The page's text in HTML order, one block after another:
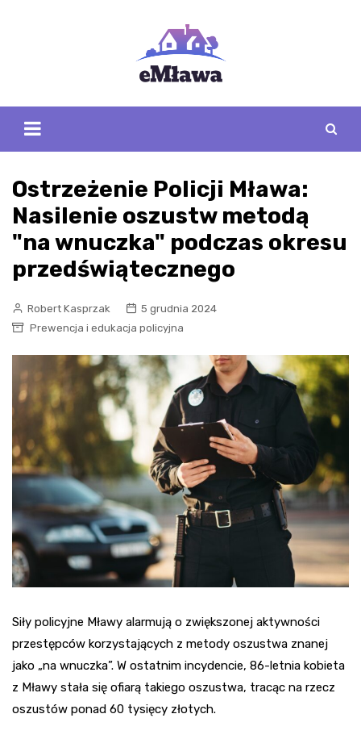
Ostrzeżenie Policji Mława:
Nasilenie oszustw metodą
"na wnuczka" podczas okresu
przedświątecznego
Robert Kasprzak
5 grudnia 2024
Prewencja i edukacja policyjna
Siły policyjne Mławy alarmują o zwiększonej aktywności
przestępców korzystających z metody oszustwa znanej
jako „na wnuczka”. W ostatnim incydencie, 86-letnia kobieta
z Mławy stała się ofiarą takiego oszustwa, tracąc na rzecz
oszustów ponad 60 tysięcy złotych.